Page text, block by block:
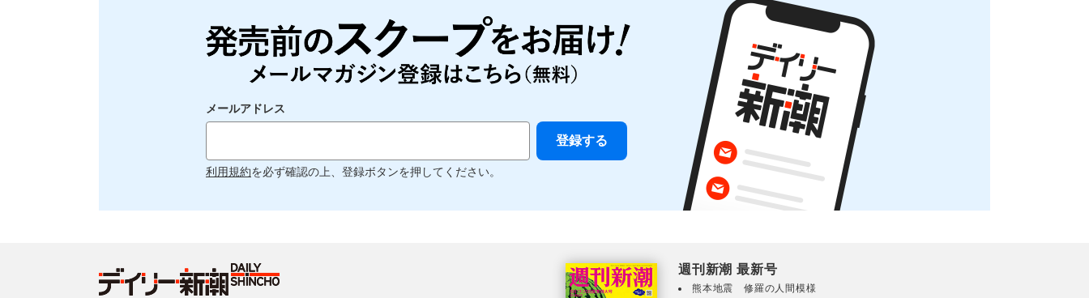
メールアドレス
利用規約を必ず確認の上、登録ボタンを押してください。
週刊新潮 最新号
熊本地震 修羅の人間模様